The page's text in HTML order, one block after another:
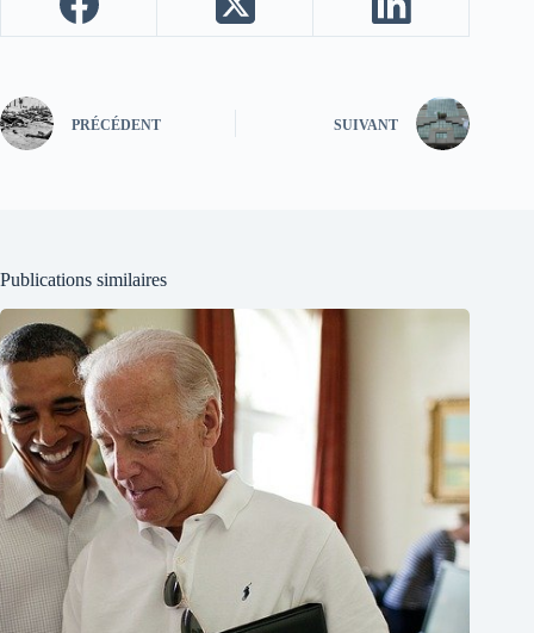
PRÉCÉDENT SUIVANT
Publications similaires